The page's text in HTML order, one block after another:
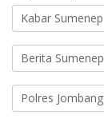
Kabar Sumenep
Berita Sumenep
Polres Jombang